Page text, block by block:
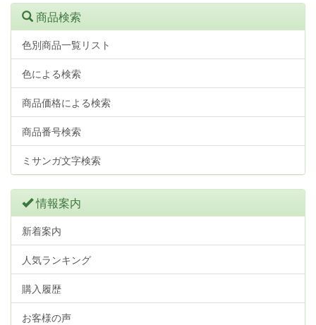
商品検索
色別商品一覧リスト
色による検索
商品価格による検索
商品番号検索
ミサンガ文字検索
情報案内
新着案内
人気ランキング
購入履歴
お客様の声